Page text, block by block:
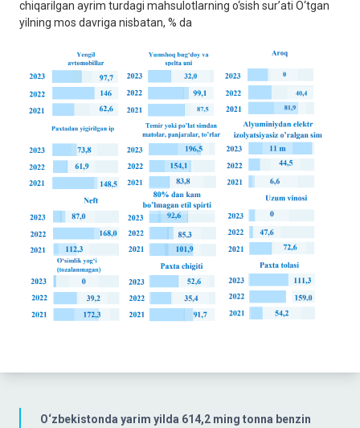
O‘zbekistonda yarim yilda 614,2 ming tonna benzin
chiqarilgan ayrim turdagi mahsulotlarning o‘sish sur’ati O‘tgan
yilning mos davriga nisbatan, % da